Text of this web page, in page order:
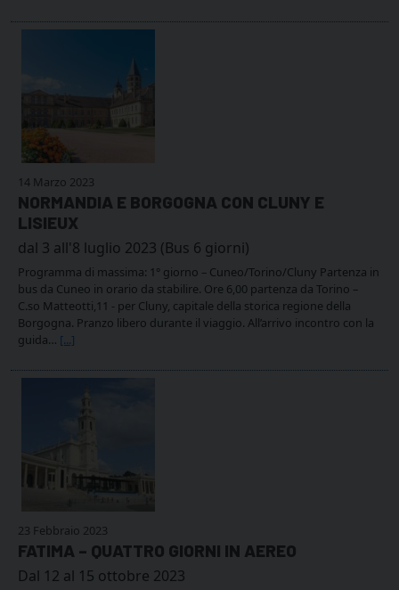
14 Marzo 2023
NORMANDIA E BORGOGNA CON CLUNY E
LISIEUX
dal 3 all'8 luglio 2023 (Bus 6 giorni)
Programma di massima: 1° giorno – Cuneo/Torino/Cluny Partenza in
bus da Cuneo in orario da stabilire. Ore 6,00 partenza da Torino –
C.so Matteotti,11 - per Cluny, capitale della storica regione della
Borgogna. Pranzo libero durante il viaggio. All’arrivo incontro con la
guida… [...]
23 Febbraio 2023
FATIMA – QUATTRO GIORNI IN AEREO
Dal 12 al 15 ottobre 2023